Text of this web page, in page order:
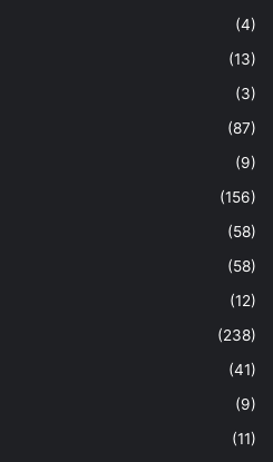
(4)
(13)
(3)
(87)
(9)
(156)
(58)
(58)
(12)
(238)
(41)
(9)
(11)